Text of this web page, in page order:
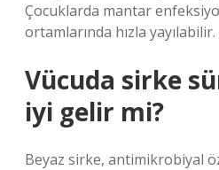
Çocuklarda mantar
ortamlarında hızla yayılabilir.
Vücuda sirke
iyi gelir mi?
Beyaz sirke, antimikrobiyal